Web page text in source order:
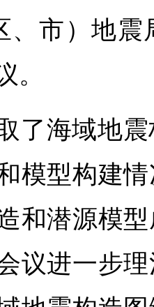
、市）地
。
了海域地
模型构建
和潜源模
议进一步